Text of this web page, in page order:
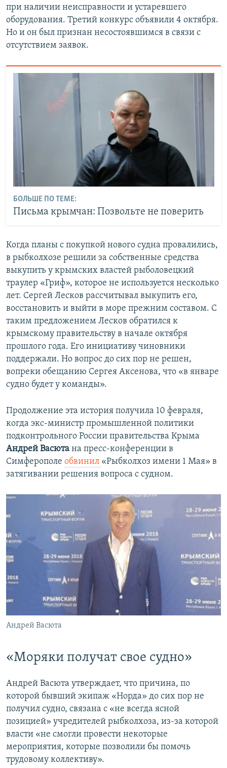
при наличии неисправности и устаревшего
оборудования. Третий конкурс объявили 4 октября.
Но и он был признан несостоявшимся в связи с
отсутствием заявок.
БОЛЬШЕ ПО ТЕМЕ:
Письма крымчан: Позвольте не поверить
Когда планы с покупкой нового судна провалились,
в рыбколхозе решили за собственные средства
выкупить у крымских властей рыболовецкий
траулер «Гриф», которое не используется несколько
лет. Сергей Лесков рассчитывал выкупить его,
восстановить и выйти в море прежним составом. С
таким предложением Лесков обратился к
крымскому правительству в начале октября
прошлого года. Его инициативу чиновники
поддержали. Но вопрос до сих пор не решен,
вопреки обещанию Сергея Аксенова, что «в январе
судно будет у команды».
Продолжение эта история получила 10 февраля,
когда экс-министр промышленной политики
подконтрольного России правительства Крыма
Андрей Васюта на пресс-конференции в
Симферополе обвинил «Рыбколхоз имени 1 Мая» в
затягивании решения вопроса с судном.
Андрей Васюта
«Моряки получат свое судно»
Андрей Васюта утверждает, что причина, по
которой бывший экипаж «Норда» до сих пор не
получил судно, связана с «не всегда ясной
позицией» учредителей рыбколхоза, из-за которой
власти «не смогли провести некоторые
мероприятия, которые позволили бы помочь
трудовому коллективу».